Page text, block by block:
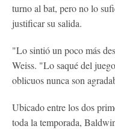
turno al bat, pero no lo
justificar su salida.
"Lo sintió un poco más
Weiss. "Lo saqué del
oblicuos nunca son
Ubicado entre los dos
toda la temporada,